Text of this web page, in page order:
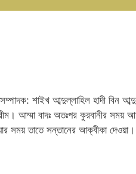
শাইখ আব্দুল্লাহিল হাদী বিন
আম্মা বাদঃ অতঃপর কুরবানীর সময়
সময় তাতে সন্তানের আক্বীকা দেওয়া।